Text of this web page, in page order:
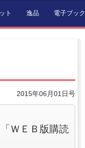
ト 逸品 電子ブック
2015年06月01日号
ＷＥＢ版購読